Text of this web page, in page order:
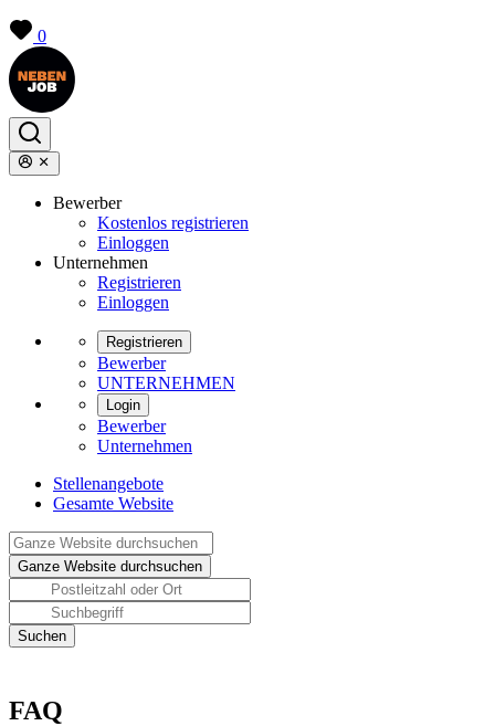
0
Bewerber
Kostenlos registrieren
Einloggen
Unternehmen
Registrieren
Einloggen
Registrieren
Bewerber
UNTERNEHMEN
Login
Bewerber
Unternehmen
Stellenangebote
Gesamte Website
FAQ